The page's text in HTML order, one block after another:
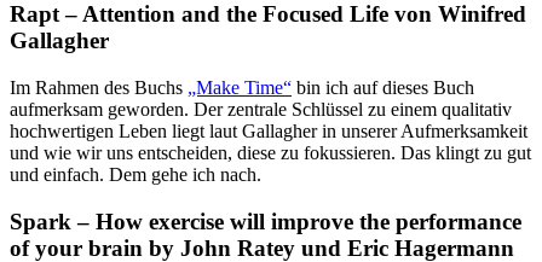
Rapt – Attention and the Focused Life von Winifred
Gallagher
Im Rahmen des Buchs „Make Time“ bin ich auf dieses Buch
aufmerksam geworden. Der zentrale Schlüssel zu einem qualitativ
hochwertigen Leben liegt laut Gallagher in unserer Aufmerksamkeit
und wie wir uns entscheiden, diese zu fokussieren. Das klingt zu gut
und einfach. Dem gehe ich nach.
Spark – How exercise will improve the performance
of your brain by John Ratey und Eric Hagermann